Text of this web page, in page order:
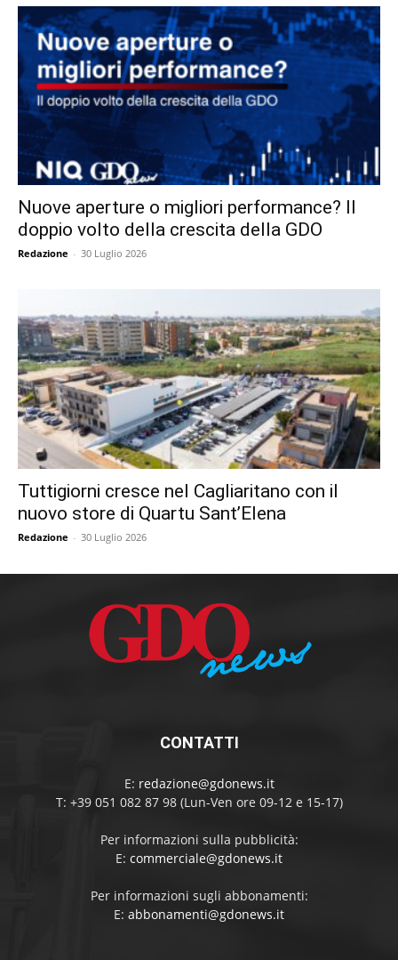
Nuove aperture o migliori performance? Il
doppio volto della crescita della GDO
Redazione - 30 Luglio 2026
Tuttigiorni cresce nel Cagliaritano con il
nuovo store di Quartu Sant’Elena
Redazione - 30 Luglio 2026
CONTATTI
E: redazione@gdonews.it
T: +39 051 082 87 98 (Lun-Ven ore 09-12 e 15-17)
Per informazioni sulla pubblicità:
E: commerciale@gdonews.it
Per informazioni sugli abbonamenti:
E: abbonamenti@gdonews.it